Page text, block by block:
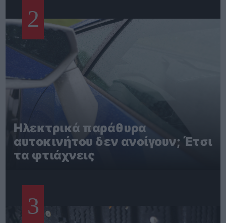
2
Ηλεκτρικά παράθυρα
αυτοκινήτου δεν ανοίγουν; Έτσι
τα φτιάχνεις
3